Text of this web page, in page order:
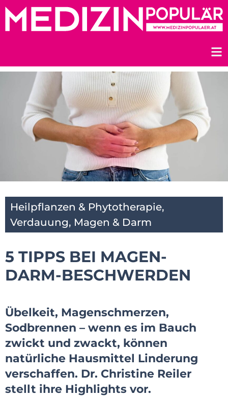
Zum
Inhalt
Heilpflanzen & Phytotherapie,
Verdauung, Magen & Darm
5 TIPPS BEI MAGEN-
DARM-BESCHWERDEN
Übelkeit, Magenschmerzen,
Sodbrennen – wenn es im Bauch
zwickt und zwackt, können
natürliche Hausmittel Linderung
verschaffen. Dr. Christine Reiler
stellt ihre Highlights vor.